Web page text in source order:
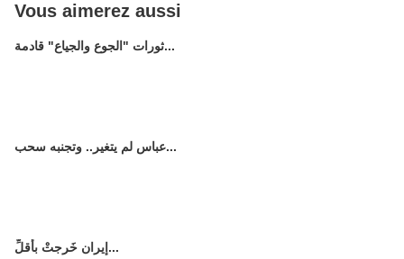
Vous aimerez aussi
ثورات "الجوع والجياع" قادمة...
عباس لم يتغير.. وتجنبه سحب...
إيران خَرجتْ بأقلِّ...